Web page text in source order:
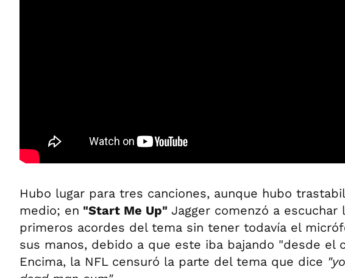
Hubo lugar para tres canciones, aunque hubo
medio; en "Start Me Up" Jagger comenzó a escuchar
primeros acordes del tema sin tener todavía el
sus manos, debido a que este iba bajando "desde el
Encima, la NFL censuró la parte del tema que dice